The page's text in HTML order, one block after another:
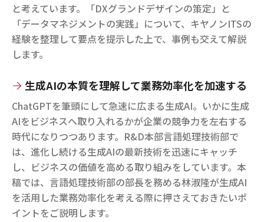
と考えています。「DXグランドデザインの策定」と
「データマネジメントの実践」について、キヤノンITSの
経験を整理して要点を提示した上で、事例も交えて解説
します。
生成AIの本質を理解して業務効率化を加速する
ChatGPTを筆頭にして急速に広まる生成AI。いかに生成
AIをビジネスへ取り入れるかが企業の競争力を左右する
時代になりつつあります。R&D本部言語処理技術部で
は、進化し続ける生成AIの最新技術を迅速にキャッチ
し、ビジネスの価値を高める取り組みをしています。本
稿では、言語処理技術部の部長を務める林淑隆が生成AI
を活用した業務効率化を考える際に押さえておきたいポ
イントをご説明します。